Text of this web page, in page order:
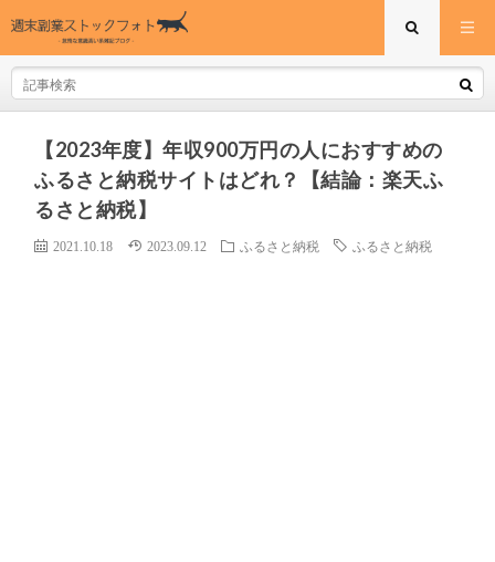
【2023年度】年収900万円の人におすすめの
ふるさと納税サイトはどれ？【結論：楽天ふ
るさと納税】
2021.10.18 2023.09.12 ふるさと納税 ふるさと納税